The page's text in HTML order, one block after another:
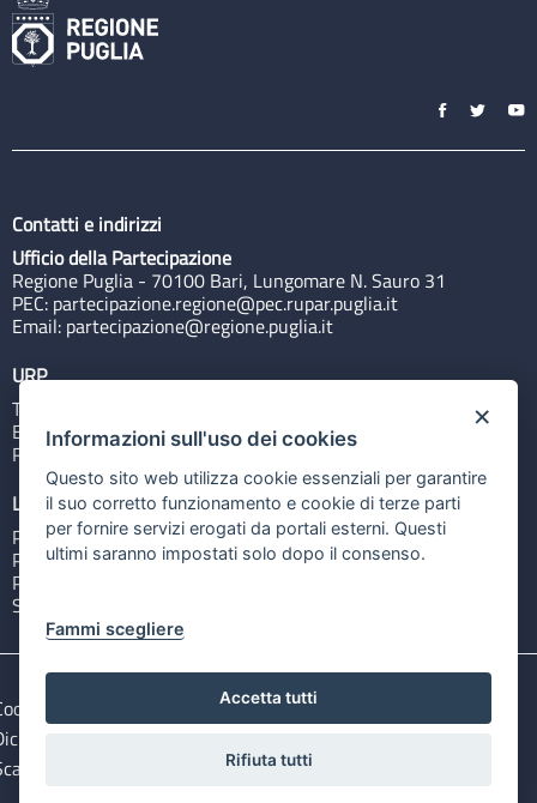
Contatti e indirizzi
Ufficio della Partecipazione
Regione Puglia - 70100 Bari, Lungomare N. Sauro 31
PEC: partecipazione.regione@pec.rupar.puglia.it
Email: partecipazione@regione.puglia.it
URP
Tel: 800713939
Email:quiregione@regione.puglia.it
Rubrica
Link utili
Portale Istituzionale
PO FESR Puglia 2014-2020
PSR Puglia 2014-2020
Sistema Puglia
e privacy
Note legali
di accessibilità
i file Open Data
×
Informazioni sull'uso dei cookies
Questo sito web utilizza cookie essenziali per garantire
il suo corretto funzionamento e cookie di terze parti
per fornire servizi erogati da portali esterni. Questi
ultimi saranno impostati solo dopo il consenso.
Fammi scegliere
Accetta tutti
Rifiuta tutti